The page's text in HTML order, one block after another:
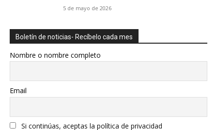
5 de mayo de 2026
Boletín de noticias- Recíbelo cada mes
Nombre o nombre completo
Email
Si continúas, aceptas la política de privacidad